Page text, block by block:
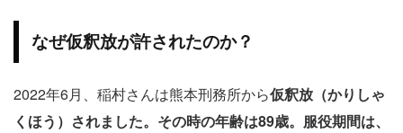
なぜ仮釈放が許されたのか？
2022年6月、稲村さんは熊本刑務所から仮釈放（かりしゃ
くほう）されました。その時の年齢は89歳。服役期間は、